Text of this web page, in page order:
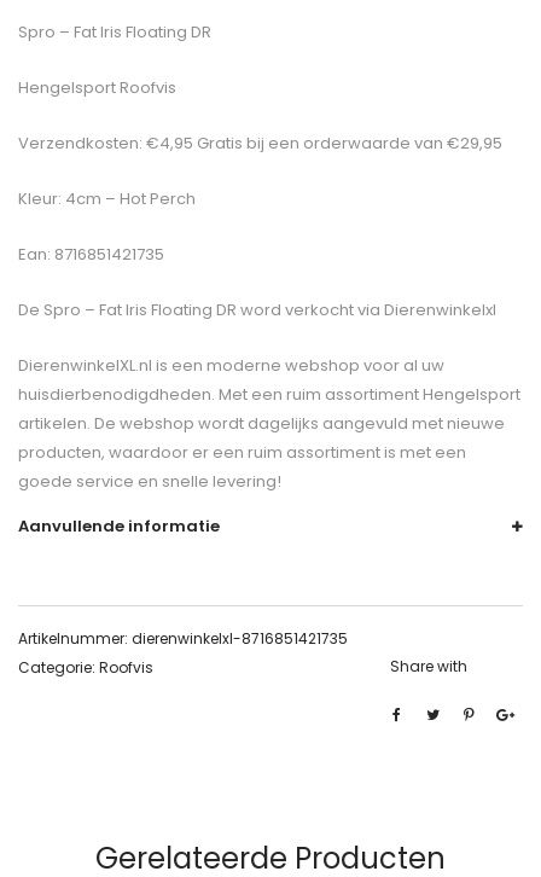
Spro – Fat Iris Floating DR
Hengelsport Roofvis
Verzendkosten: €4,95 Gratis bij een orderwaarde van €29,95
Kleur: 4cm – Hot Perch
Ean: 8716851421735
De Spro – Fat Iris Floating DR word verkocht via Dierenwinkelxl
DierenwinkelXL.nl is een moderne webshop voor al uw
huisdierbenodigdheden. Met een ruim assortiment Hengelsport
artikelen. De webshop wordt dagelijks aangevuld met nieuwe
producten, waardoor er een ruim assortiment is met een
goede service en snelle levering!
Aanvullende informatie
Artikelnummer: dierenwinkelxl-8716851421735
Categorie: Roofvis Share with
Gerelateerde Producten